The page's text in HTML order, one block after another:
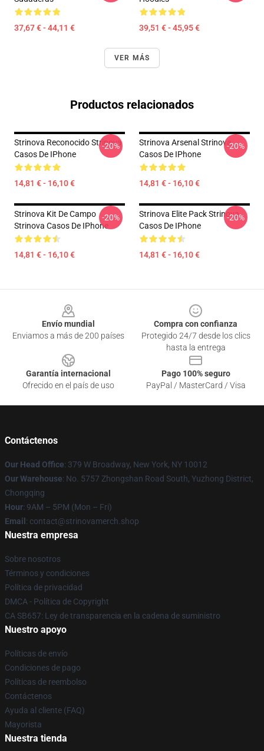
37,67 € - 44,11 € 39,51 € - 45,95 €
VER MÁS
Productos relacionados
Strinova Reconocido Strinova
Casos De IPhone
14,81 € - 16,10 €
-20%
Strinova Arsenal Strinova
Casos De IPhone
14,81 € - 16,10 €
-20%
Strinova Kit De Campo
Strinova Casos De IPhone
14,81 € - 16,10 €
-20%
Strinova Elite Pack Strinova
Casos De IPhone
14,81 € - 16,10 €
-20%
Envío mundial
Enviamos a más de 200 países
Compra con confianza
Protegido 24/7 desde los clics
hasta la entrega
Garantía internacional
Ofrecido en el país de uso
Pago 100% seguro
PayPal / MasterCard / Visa
Contáctenos
Our Head Office: 379 W Broadway, New York, NY 10012
Our Warehouse: No. 5757 Zhongshan Road South, Yuzhong District,
Chongqing
Hour: 9AM – 5PM (Mon – Fri)
Email : contact@strinovamerch.shop
Nuestra empresa
Sobre nosotros
Términos y condiciones
Política de privacidad
DMCA - Política de Copyright
CA SB657: Ley de transparencia en la cadena de suministro
Nuestro apoyo
Políticas de envío
Condiciones de pago
Políticas de reembolso
Contáctenos
Ayuda al cliente (FAQ)
Mayorista
Nuestra tienda